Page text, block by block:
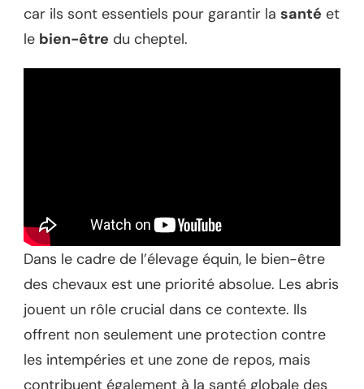
car ils sont essentiels pour garantir la santé et
le bien-être du cheptel.
Dans le cadre de l’élevage équin, le bien-être
des chevaux est une priorité absolue. Les abris
jouent un rôle crucial dans ce contexte. Ils
offrent non seulement une protection contre
les intempéries et une zone de repos, mais
contribuent également à la santé globale des